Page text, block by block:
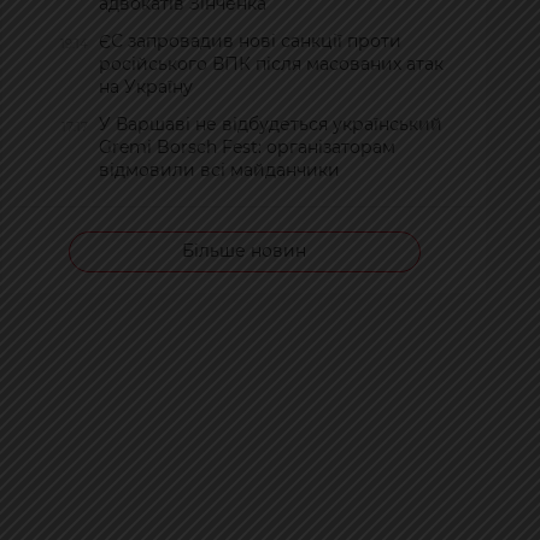
ЄС запровадив нові санкції проти
російського ВПК після масованих атак
на Україну
У Варшаві не відбудеться український
Gremi Borsch Fest: організаторам
відмовили всі майданчики
Більше новин